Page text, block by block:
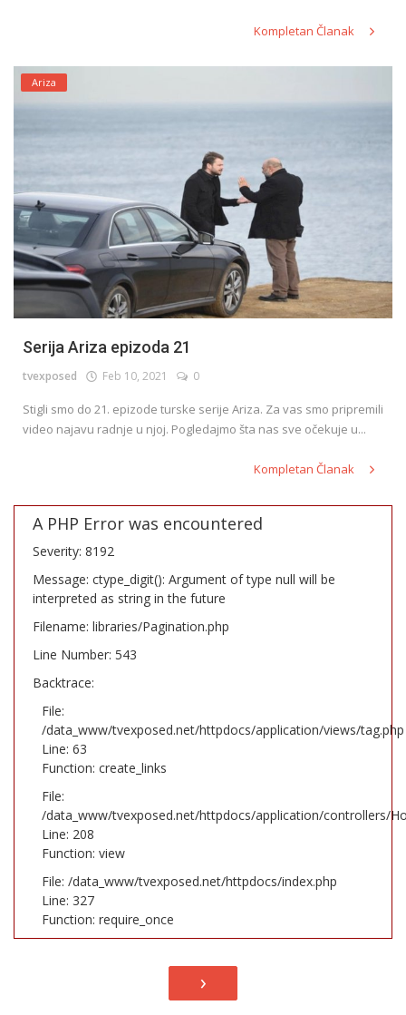
Kompletan Članak
Ariza
Serija Ariza epizoda 21
tvexposed Feb 10, 2021 0
Stigli smo do 21. epizode turske serije Ariza. Za vas smo pripremili
video najavu radnje u njoj. Pogledajmo šta nas sve očekuje u...
Kompletan Članak
A PHP Error was encountered
Severity: 8192
Message: ctype_digit(): Argument of type null will be
interpreted as string in the future
Filename: libraries/Pagination.php
Line Number: 543
Backtrace:
File:
/data_www/tvexposed.net/httpdocs/application/views/tag.php
Line: 63
Function: create_links
File:
/data_www/tvexposed.net/httpdocs/application/controllers/
Line: 208
Function: view
File: /data_www/tvexposed.net/httpdocs/index.php
Line: 327
Function: require_once
›